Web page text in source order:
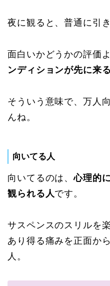
夜に観ると、普通に引
面白いかどうかの評価
ンディションが先に来る
そういう意味で、万人
んね。
向いてる人
向いてるのは、心理的
観られる人です。
サスペンスのスリルを
あり得る痛みを正面か
人。